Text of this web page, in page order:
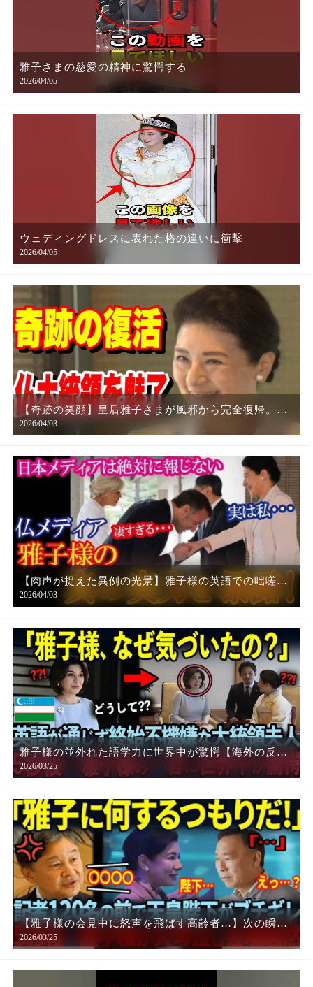
雅子さまの慈愛の精神に驚愕する
2026/04/05
ウェディングドレスに表れた格の違いに衝撃
2026/04/05
【奇跡の笑顔】皇后雅子さまが風邪から完全復帰。病
を乗り越え再び輝き始めた瞬間
2026/04/03
【肉声が捉えた異例の光景】雅子様の英語での咄嗟の
神フォローに世界が驚愕した訳！？マクロン大統領夫
の実力があらわに！【令和の光】
2026/04/03
雅子様の並外れた語学力に世界中が驚愕【海外の反
応】
2026/03/25
【雅子様の会見中に怒声を飛ばす高齢者…】次の瞬
間、雅子様の衝撃の一言に世界中が絶句！
2026/03/25